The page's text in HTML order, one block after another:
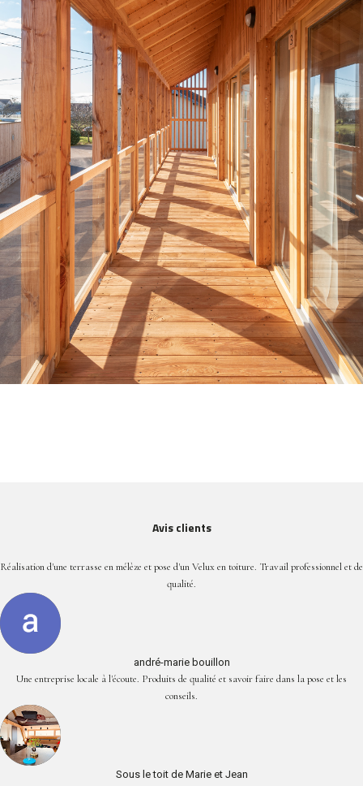
Avis clients
Réalisation d'une terrasse en mélèze et pose d'un Velux en toiture. Travail professionnel et de
qualité.
andré-marie bouillon
Une entreprise locale à l'écoute. Produits de qualité et savoir faire dans la pose et les
conseils.
Sous le toit de Marie et Jean